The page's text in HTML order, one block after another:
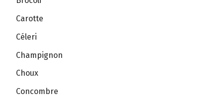
Carotte
Céleri
Champignon
Choux
Concombre